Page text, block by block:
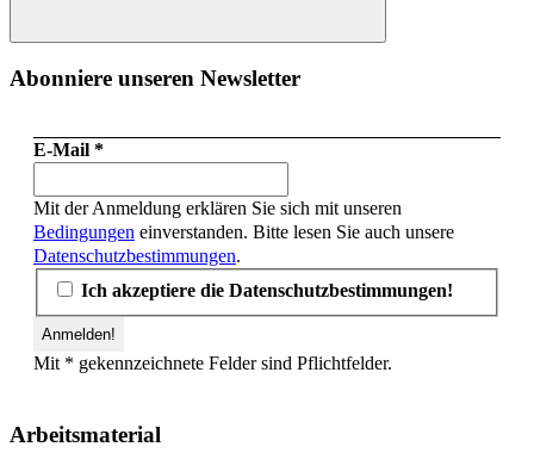
Suchen
Abonniere unseren Newsletter
E-Mail *
Mit der Anmeldung erklären Sie sich mit unseren
Bedingungen einverstanden. Bitte lesen Sie auch unsere
Datenschutzbestimmungen.
Ich akzeptiere die Datenschutzbestimmungen!
Mit * gekennzeichnete Felder sind Pflichtfelder.
Arbeitsmaterial